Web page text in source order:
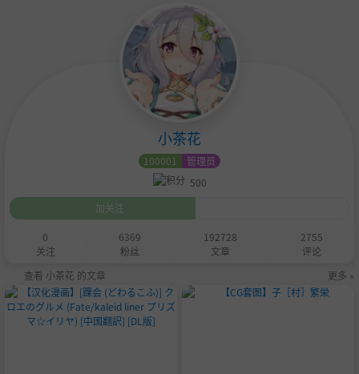
(艦隊これくしょん -
艦これ-) [中国翻訳]
小茶花
100001
管理员
500
加关注
0
关注
6369
粉丝
192728
文章
2755
评论
查看 小茶花 的文章
更多 »